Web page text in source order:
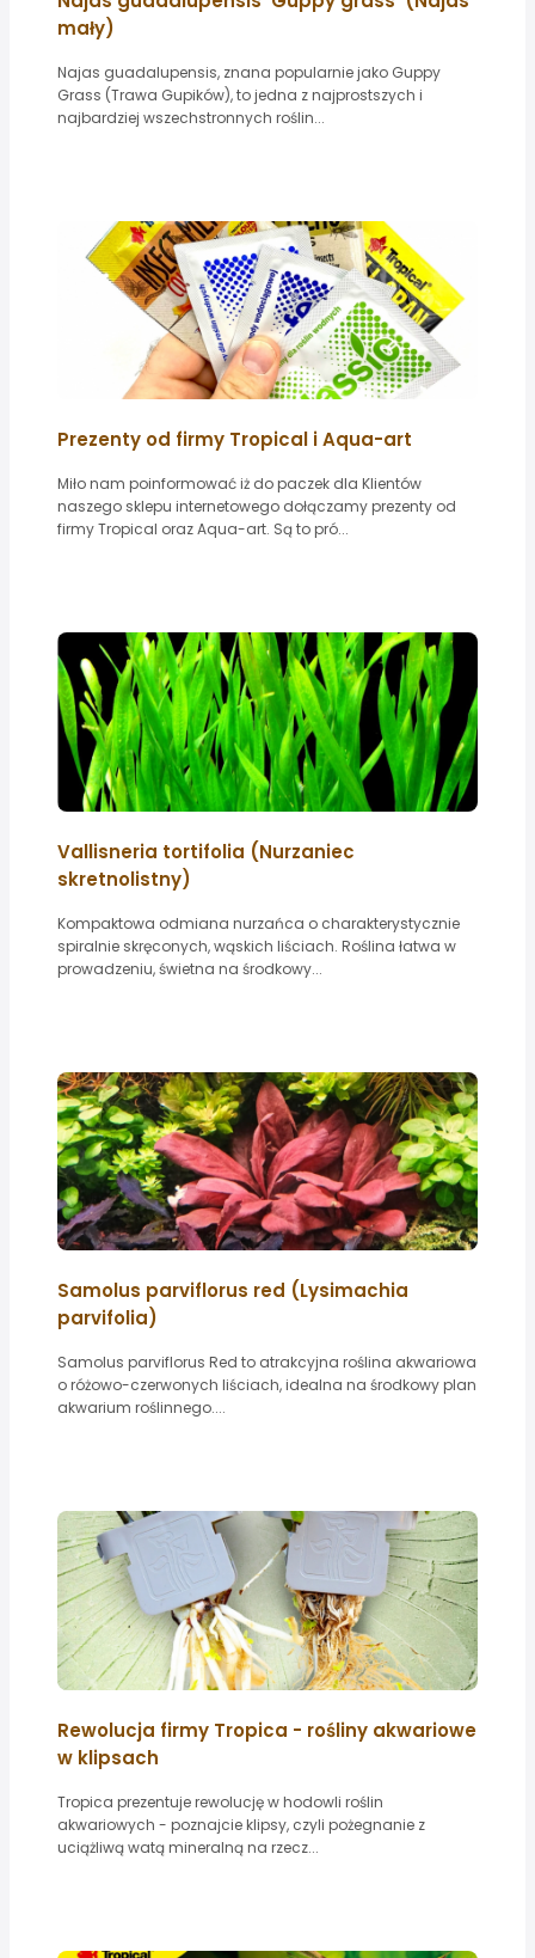
mały)
Najas guadalupensis, znana popularnie jako Guppy
Grass (Trawa Gupików), to jedna z najprostszych i
najbardziej wszechstronnych roślin...
Prezenty od firmy Tropical i Aqua-art
Miło nam poinformować iż do paczek dla Klientów
naszego sklepu internetowego dołączamy prezenty od
firmy Tropical oraz Aqua-art. Są to pró...
Vallisneria tortifolia (Nurzaniec
skretnolistny)
Kompaktowa odmiana nurzańca o charakterystycznie
spiralnie skręconych, wąskich liściach. Roślina łatwa w
prowadzeniu, świetna na środkowy...
Samolus parviflorus red (Lysimachia
parvifolia)
Samolus parviflorus Red to atrakcyjna roślina akwariowa
o różowo-czerwonych liściach, idealna na środkowy plan
akwarium roślinnego....
Rewolucja firmy Tropica - rośliny akwariowe
w klipsach
Tropica prezentuje rewolucję w hodowli roślin
akwariowych - poznajcie klipsy, czyli pożegnanie z
uciążliwą watą mineralną na rzecz...